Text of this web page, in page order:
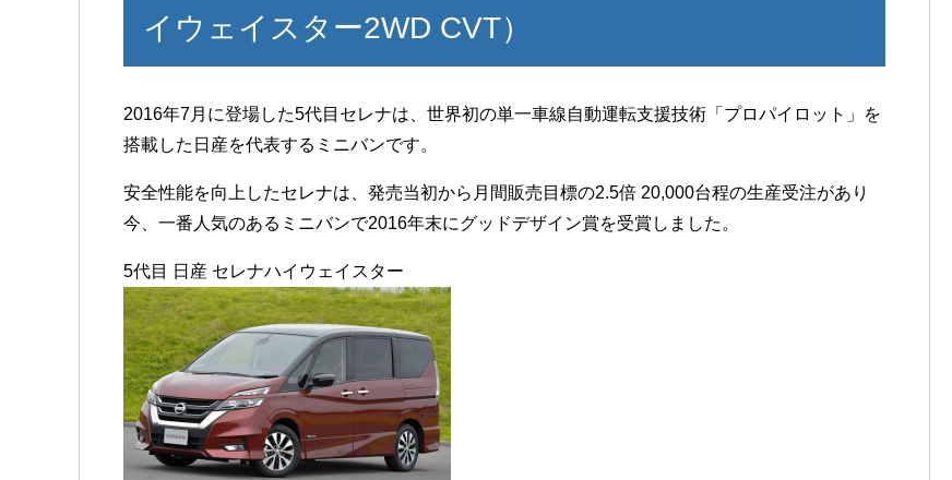
イウェイスター2WD CVT）
2016年7月に登場した5代目セレナは、世界初の単一車線自動運転支援技術「プロパイロット」を
搭載した日産を代表するミニバンです。
安全性能を向上したセレナは、発売当初から月間販売目標の2.5倍 20,000台程の生産受注があり
今、一番人気のあるミニバンで2016年末にグッドデザイン賞を受賞しました。
5代目 日産 セレナハイウェイスター